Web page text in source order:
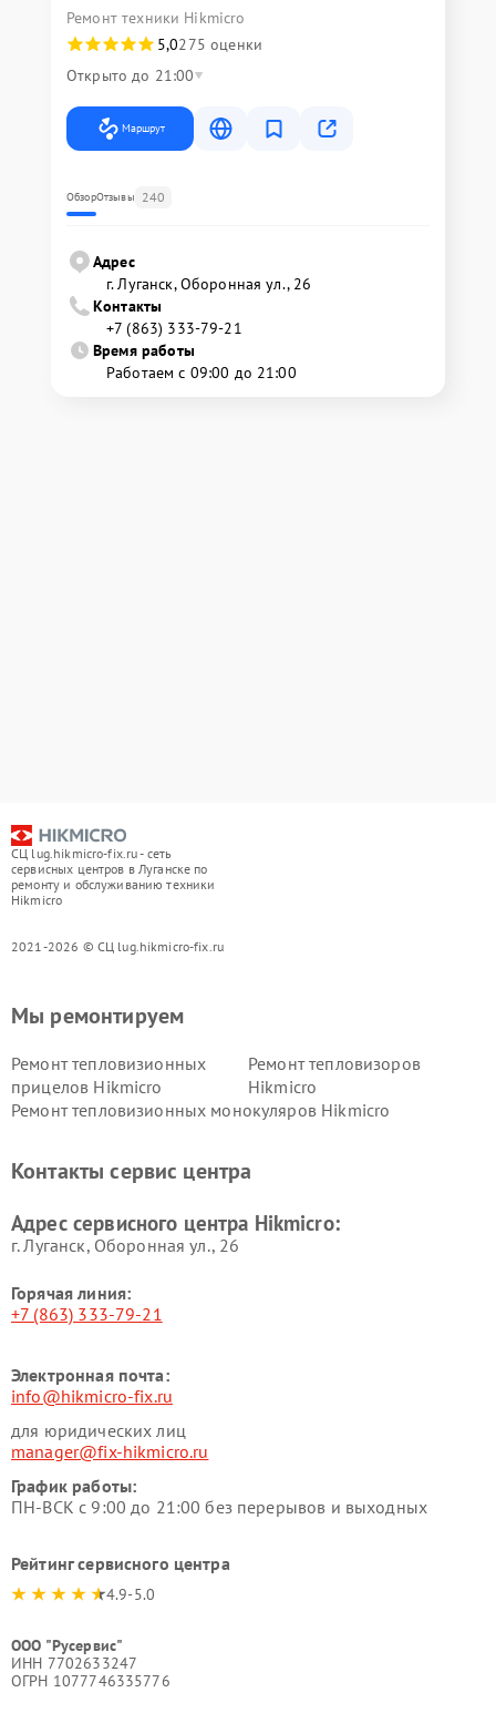
Ремонт техники Hikmicro
5,0275 оценки
Открыто до 21:00
Маршрут
ОбзорОтзывы 240
Адрес
г. Луганск, Оборонная ул., 26
Контакты
+7 (863) 333-79-21
Время работы
Работаем с 09:00 до 21:00
СЦ lug.hikmicro-fix.ru - сеть
сервисных центров в Луганске по
ремонту и обслуживанию техники
Hikmicro
2021-2026 © СЦ lug.hikmicro-fix.ru
Мы ремонтируем
Ремонт тепловизионных
прицелов Hikmicro
Ремонт тепловизоров
Hikmicro
Ремонт тепловизионных монокуляров Hikmicro
Контакты сервис центра
Адрес сервисного центра Hikmicro:
г. Луганск, Оборонная ул., 26
Горячая линия:
+7 (863) 333-79-21
Электронная почта:
info@hikmicro-fix.ru
для юридических лиц
manager@fix-hikmicro.ru
График работы:
ПН-ВСК с 9:00 до 21:00 без перерывов и выходных
Рейтинг сервисного центра
4.9-5.0
ООО "Русервис"
ИНН 7702633247
ОГРН 1077746335776